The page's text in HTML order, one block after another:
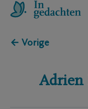
← Vorige
Adrien